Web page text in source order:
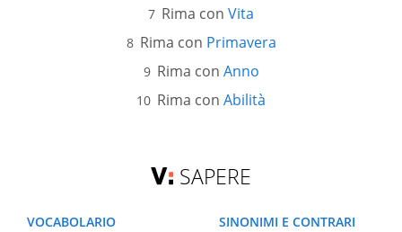
Rima con Vita
Rima con Primavera
Rima con Anno
Rima con Abilità
SAPERE
VOCABOLARIO
SINONIMI E CONTRARI